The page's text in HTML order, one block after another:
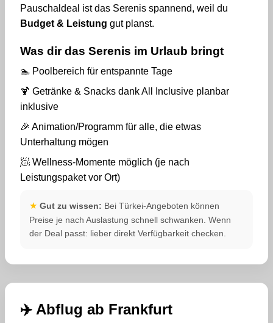
Pauschaldeal ist das Serenis spannend, weil du
Budget & Leistung gut planst.
Was dir das Serenis im Urlaub bringt
🏊 Poolbereich für entspannte Tage
🍹 Getränke & Snacks dank All Inclusive planbar
inklusive
🎉 Animation/Programm für alle, die etwas
Unterhaltung mögen
🧖 Wellness-Momente möglich (je nach
Leistungspaket vor Ort)
★ Gut zu wissen: Bei Türkei-Angeboten können
Preise je nach Auslastung schnell schwanken. Wenn
der Deal passt: lieber direkt Verfügbarkeit checken.
✈️ Abflug ab Frankfurt